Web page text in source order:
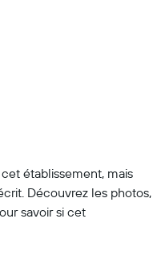
établissement, mais
Découvrez les photos,
savoir si cet